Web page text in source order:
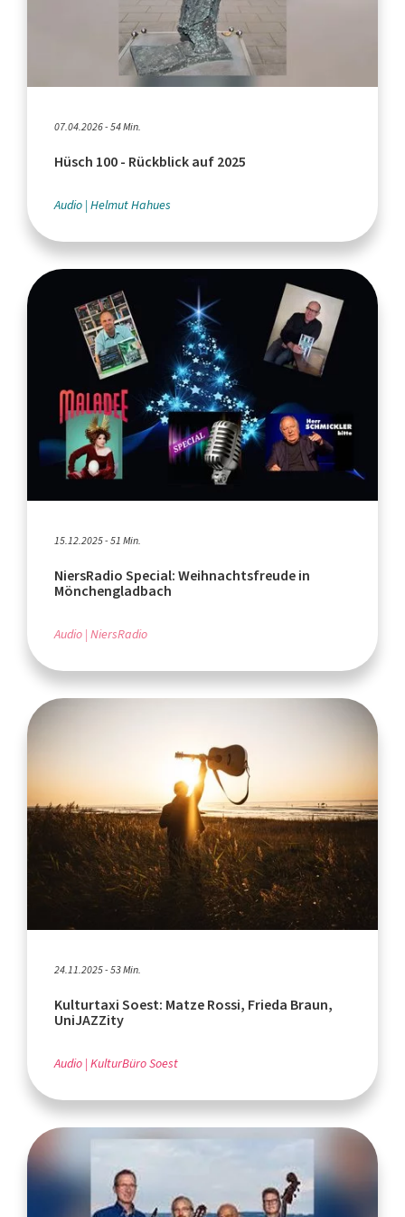
07.04.2026 - 54 Min.
Hüsch 100 - Rückblick auf 2025
Audio Helmut Hahues
15.12.2025 - 51 Min.
NiersRadio Special: Weihnachtsfreude in
Mönchengladbach
Audio NiersRadio
24.11.2025 - 53 Min.
Kulturtaxi Soest: Matze Rossi, Frieda Braun,
UniJAZZity
Audio KulturBüro Soest